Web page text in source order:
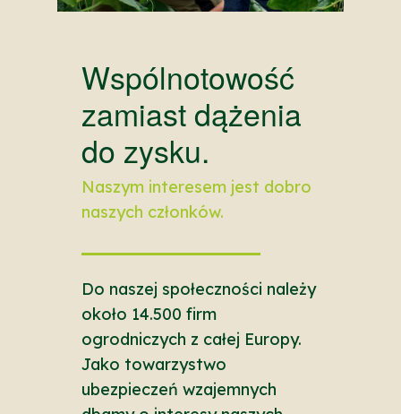
Wspólnotowość
zamiast dążenia
do zysku.
Naszym interesem jest dobro
naszych członków.
Do naszej społeczności należy
około 14.500 firm
ogrodniczych z całej Europy.
Jako towarzystwo
ubezpieczeń wzajemnych